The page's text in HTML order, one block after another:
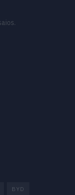
BYD